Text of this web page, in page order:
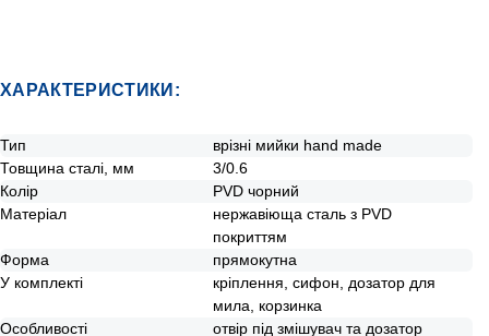
ХАРАКТЕРИСТИКИ:
Тип
врізні мийки hand made
Товщина сталі, мм
3/0.6
Колір
PVD чорний
Матеріал
нержавіюща сталь з PVD
покриттям
Форма
прямокутна
У комплекті
кріплення, сифон, дозатор для
мила, корзинка
Особливості
отвір під змішувач та дозатор